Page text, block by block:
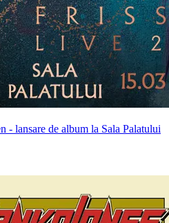
- lansare de album la Sala Palatului